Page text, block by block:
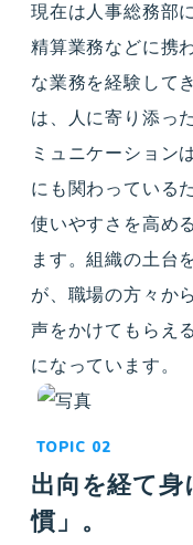
現在は人事総務部
精算業務などに携
な業務を経験して
は、人に寄り添っ
ミュニケーション
にも関わっている
使いやすさを高め
ます。組織の土台
が、職場の方々か
声をかけてもらえ
になっています。
出向を経て身
慣」。